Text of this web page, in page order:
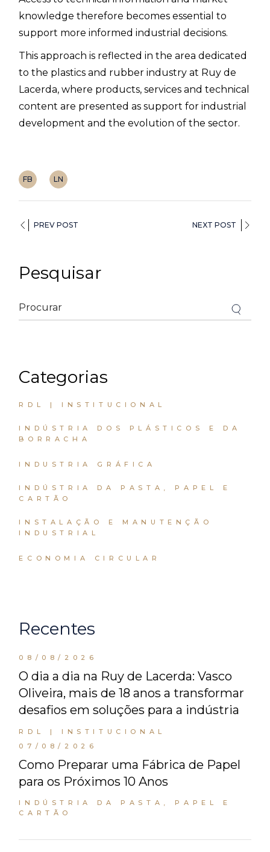
knowledge therefore becomes essential to
support more informed industrial decisions.
This approach is reflected in the area dedicated
to the plastics and rubber industry at Ruy de
Lacerda, where products, services and technical
content are presented as support for industrial
development and the evolution of the sector.
FB LN
PREV POST NEXT POST
Pesquisar
Categorias
RDL | INSTITUCIONAL
INDÚSTRIA DOS PLÁSTICOS E DA
BORRACHA
INDUSTRIA GRÁFICA
INDÚSTRIA DA PASTA, PAPEL E
CARTÃO
INSTALAÇÃO E MANUTENÇÃO
INDUSTRIAL
ECONOMIA CIRCULAR
Recentes
08/08/2026
O dia a dia na Ruy de Lacerda: Vasco
Oliveira, mais de 18 anos a transformar
desafios em soluções para a indústria
RDL | INSTITUCIONAL
07/08/2026
Como Preparar uma Fábrica de Papel
para os Próximos 10 Anos
INDÚSTRIA DA PASTA, PAPEL E
CARTÃO